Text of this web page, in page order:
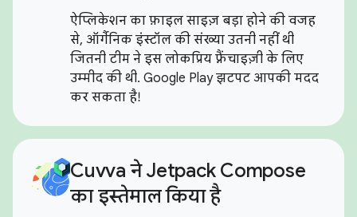
ऐप्लिकेशन का फ़ाइल साइज़ बड़ा होने की वजह
से, ऑर्गैनिक इंस्टॉल की संख्या उतनी नहीं थी
जितनी टीम ने इस लोकप्रिय फ़्रैंचाइज़ी के लिए
उम्मीद की थी. Google Play झटपट आपकी मदद
कर सकता है!
Cuvva ने Jetpack Compose
का इस्तेमाल किया है